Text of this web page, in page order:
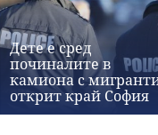
Дете е сред
починалите в
камиона с
открит край София